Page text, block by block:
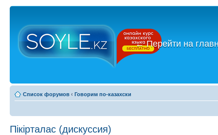
←Перейти на
Список форумов ‹ Говорим по-казахски
Пікірталас (дискуссия)